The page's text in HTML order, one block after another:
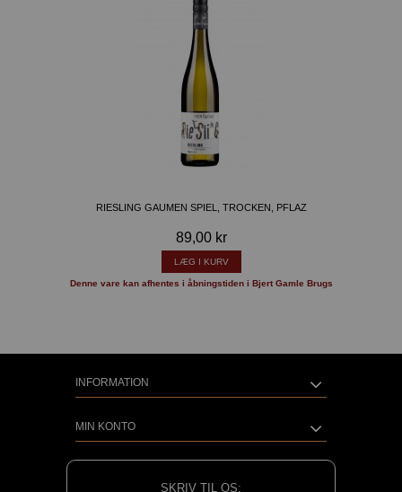
RIESLING GAUMEN SPIEL, TROCKEN, PFLAZ
89,00 kr
LÆG I KURV
Denne vare kan afhentes i åbningstiden i Bjert Gamle Brugs
INFORMATION
MIN KONTO
SKRIV TIL OS: